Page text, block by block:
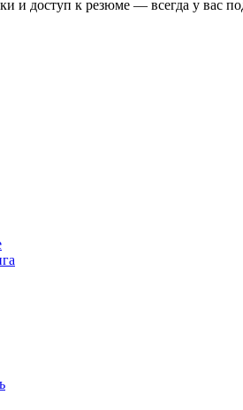
и доступ к резюме — всегда у вас